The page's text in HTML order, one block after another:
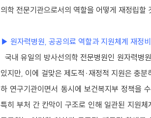
의학 전문기관으로서의 역할을 어떻게 재정립
▶ 원자력병원, 공공의료 역할과 지원체계 재정비
국내 유일의 방사선의학 전문병원인 원자력병
있지만, 이에 걸맞은 제도적·재정적 지원은 충
하 연구기관이면서 동시에 보건복지부 정책을
특히 부처 간 칸막이 구조로 인해 일관된 지원